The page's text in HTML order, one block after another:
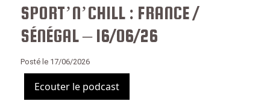
SPORT’N’CHILL : FRANCE /
SÉNÉGAL – 16/06/26
Posté le 17/06/2026
Ecouter le podcast